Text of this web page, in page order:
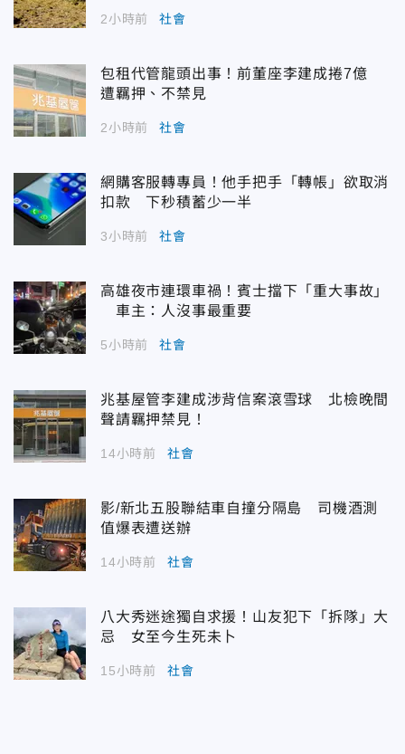
2小時前 社會
包租代管龍頭出事！前董座李建成捲7億
遭羈押、不禁見
2小時前 社會
網購客服轉專員！他手把手「轉帳」欲取消
扣款 下秒積蓄少一半
3小時前 社會
高雄夜市連環車禍！賓士擋下「重大事故」
車主：人沒事最重要
5小時前 社會
兆基屋管李建成涉背信案滾雪球 北檢晚間
聲請羈押禁見！
14小時前 社會
影/新北五股聯結車自撞分隔島 司機酒測
值爆表遭送辦
14小時前 社會
八大秀迷途獨自求援！山友犯下「拆隊」大
忌 女至今生死未卜
15小時前 社會